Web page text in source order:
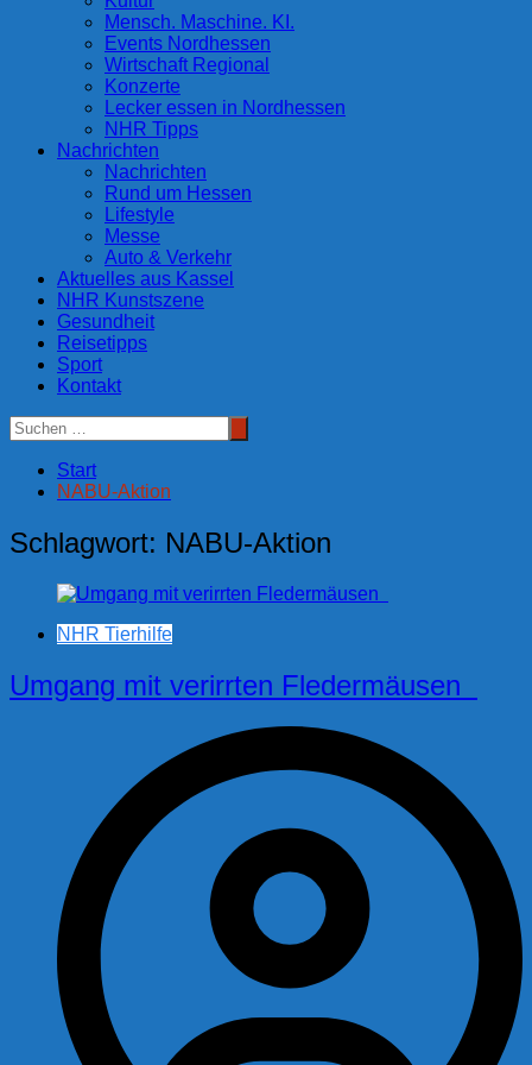
Mensch. Maschine. KI.
Events Nordhessen
Wirtschaft Regional
Konzerte
Lecker essen in Nordhessen
NHR Tipps
Nachrichten
Nachrichten
Rund um Hessen
Lifestyle
Messe
Auto & Verkehr
Aktuelles aus Kassel
NHR Kunstszene
Gesundheit
Reisetipps
Sport
Kontakt
Start
NABU-Aktion
Schlagwort: NABU-Aktion
NHR Tierhilfe
Umgang mit verirrten Fledermäusen